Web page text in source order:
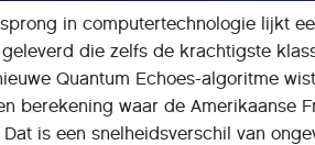
in computertechnologie lijkt
die zelfs de krachtigste
Quantum Echoes-algoritme
berekening waar de Amerikaanse
is een snelheidsverschil van